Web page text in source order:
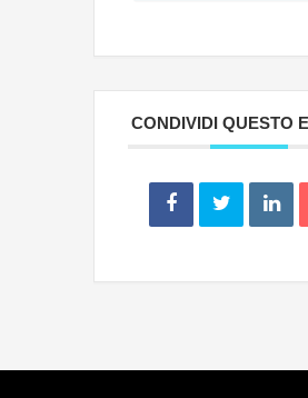
CONDIVIDI QUESTO